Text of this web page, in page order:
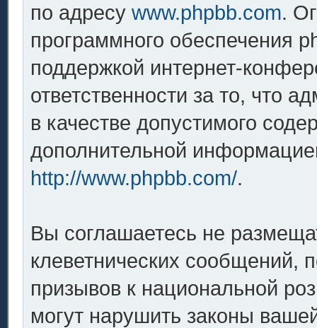
по адресу www.phpbb.com.
программного обеспечения
поддержкой интернет-
ответственности за то, что
в качестве допустимого
дополнительной
http://www.phpbb.com/.
Вы соглашаетесь не
клеветнических сообщений,
призывов к национальной
могут нарушить законы